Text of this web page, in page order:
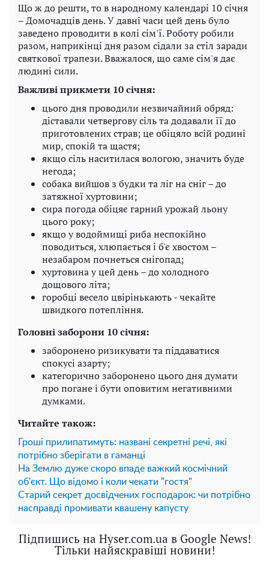
Що ж до решти, то в народному календарі 10 січня
– Домочадців день. У давні часи цей день було
заведено проводити в колі сім'ї. Роботу робили
разом, наприкінці дня разом сідали за стіл заради
святкової трапези. Вважалося, що саме сім'я дає
людині сили.
Важливі прикмети 10 січня:
цього дня проводили незвичайний обряд:
діставали четвергову сіль та додавали її до
приготовлених страв; це обіцяло всій родині
мир, спокій та щастя;
якщо сіль наситилася вологою, значить буде
негода;
собака вийшов з будки та ліг на сніг – до
затяжної хуртовини;
сира погода обіцяє гарний урожай льону
цього року;
якщо у водоймищі риба неспокійно
поводиться, хлюпається і б'є хвостом –
незабаром почнеться снігопад;
хуртовина у цей день – до холодного
дощового літа;
горобці весело цвірінькають - чекайте
швидкого потепління.
Головні заборони 10 січня:
заборонено ризикувати та піддаватися
спокусі азарту;
категорично заборонено цього дня думати
про погане і бути оповитим негативними
думками.
Читайте також:
Гроші прилипатимуть: названі секретні речі, які
потрібно зберігати в гаманці
На Землю дуже скоро впаде важкий космічний
об'єкт. Що відомо і коли чекати "гостя"
Старий секрет досвідчених господарок: чи потрібно
насправді промивати квашену капусту
Підпишись на Hyser.com.ua в Google News!
Тільки найяскравіші новини!